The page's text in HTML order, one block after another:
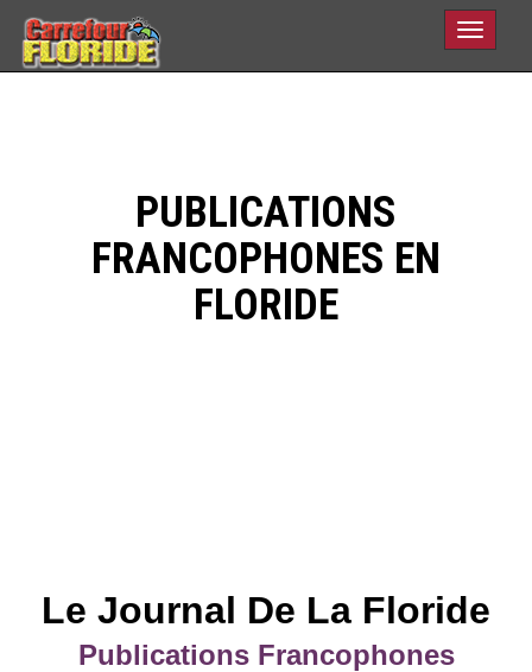
Toggle
PUBLICATIONS
FRANCOPHONES EN
FLORIDE
Le Journal De La Floride
Publications Francophones